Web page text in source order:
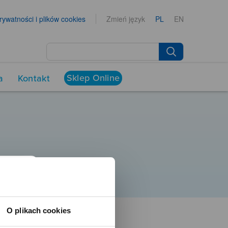
O plikach cookies
i plików cookies Zmień język PL EN
Kontakt Sklep Online